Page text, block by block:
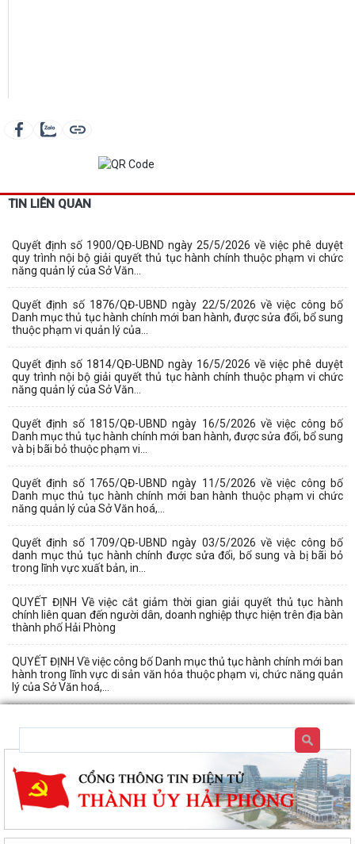
TIN LIÊN QUAN
Quyết định số 1900/QĐ-UBND ngày 25/5/2026 về việc phê duyệt
quy trình nội bộ giải quyết thủ tục hành chính thuộc phạm vi chức
năng quản lý của Sở Văn...
Quyết định số 1876/QĐ-UBND ngày 22/5/2026 về việc công bố
Danh mục thủ tục hành chính mới ban hành, được sửa đổi, bổ sung
thuộc phạm vi quản lý của...
Quyết định số 1814/QĐ-UBND ngày 16/5/2026 về việc phê duyệt
quy trình nội bộ giải quyết thủ tục hành chính thuộc phạm vi chức
năng quản lý của Sở Văn...
Quyết định số 1815/QĐ-UBND ngày 16/5/2026 về việc công bố
Danh mục thủ tục hành chính mới ban hành, được sửa đổi, bổ sung
và bị bãi bỏ thuộc phạm vi...
Quyết định số 1765/QĐ-UBND ngày 11/5/2026 về việc công bố
Danh mục thủ tục hành chính mới ban hành thuộc phạm vi chức
năng quản lý của Sở Văn hoá,...
Quyết định số 1709/QĐ-UBND ngày 03/5/2026 về việc công bố
danh mục thủ tục hành chính được sửa đổi, bổ sung và bị bãi bỏ
trong lĩnh vực xuất bản, in...
QUYẾT ĐỊNH Về việc cắt giảm thời gian giải quyết thủ tục hành
chính liên quan đến người dân, doanh nghiệp thực hiện trên địa bàn
thành phố Hải Phòng
QUYẾT ĐỊNH Về việc công bố Danh mục thủ tục hành chính mới ban
hành trong lĩnh vực di sản văn hóa thuộc phạm vi, chức năng quản
lý của Sở Văn hoá,...